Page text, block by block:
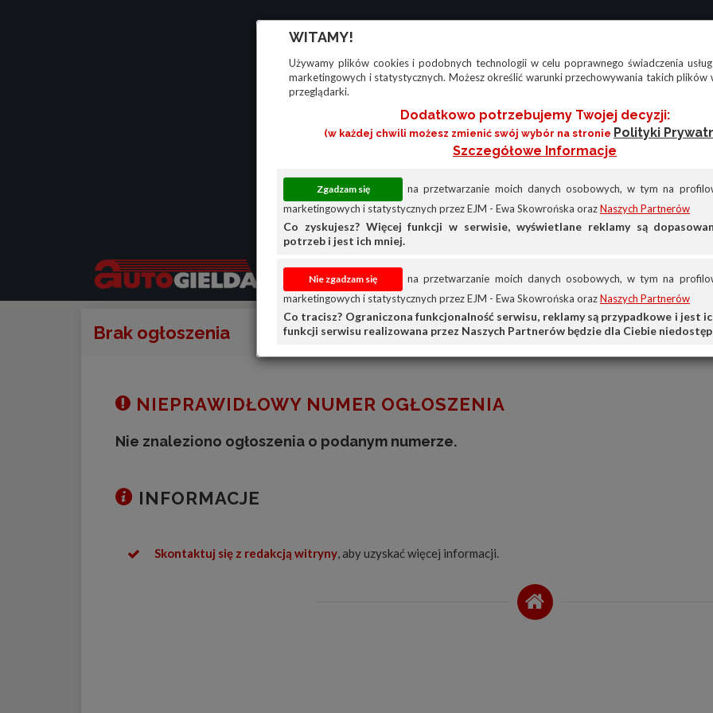
WITAMY!
Używamy plików cookies i podobnych technologii w celu poprawnego świadczenia
marketingowych i statystycznych. Możesz określić warunki przechowywania takich plików
przeglądarki.
Dodatkowo potrzebujemy Twojej decyzji:
(w każdej chwili możesz zmienić swój wybór na stronie Polityki
Szczegółowe Informacje
na przetwarzanie moich danych osobowych, w tym na
marketingowych i statystycznych przez EJM - Ewa Skowrońska orazNaszych Partnerów
Co zyskujesz? Więcej funkcji w serwisie, wyświetlane reklamy są
potrzeb i jest ich mniej.
na przetwarzanie moich danych osobowych, w tym na
marketingowych i statystycznych przez EJM - Ewa Skowrońska orazNaszych Partnerów
Co tracisz? Ograniczona funkcjonalność serwisu, reklamy są przypadkowe i jest
funkcji serwisu realizowana przez Naszych Partnerów będzie dla Ciebie
Brak ogłoszenia
NIEPRAWIDŁOWY NUMER OGŁOSZENIA
Nie znaleziono ogłoszenia o podanym numerze.
INFORMACJE
Skontaktuj się z redakcją witryny, aby uzyskać więcej informacji.